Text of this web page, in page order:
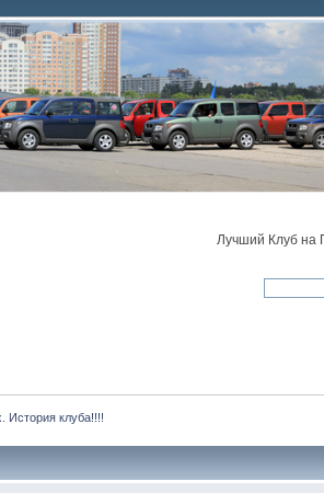
Лучший Клуб на
История клуба!!!!